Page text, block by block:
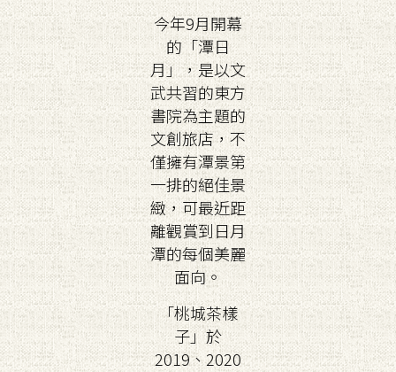
今年9月開幕
的「潭日
月」，是以文
武共習的東方
書院為主題的
文創旅店，不
僅擁有潭景第
一排的絕佳景
緻，可最近距
離觀賞到日月
潭的每個美麗
面向。
「桃城茶樣
子」於
2019、2020